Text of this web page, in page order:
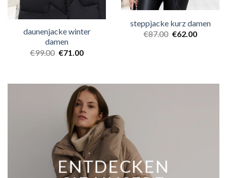
steppjacke kurz damen
€87.00 €62.00
daunenjacke winter
damen
€99.00 €71.00
ENTDECKEN